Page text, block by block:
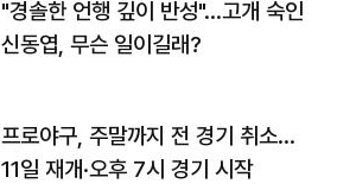
"경솔한 언행 깊이 반성"…고개 숙인
신동엽, 무슨 일이길래?
프로야구, 주말까지 전 경기 취소…
11일 재개·오후 7시 경기 시작